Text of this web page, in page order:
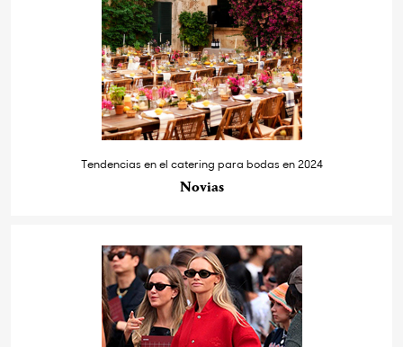
Tendencias en el catering para bodas en 2024
Novias